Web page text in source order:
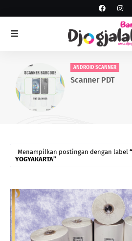
ANDROID SCANNER
Scanner PDT
Menampilkan postingan dengan label
YOGYAKARTA